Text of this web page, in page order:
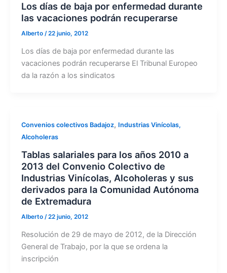
Los días de baja por enfermedad durante
las vacaciones podrán recuperarse
Alberto /22 junio, 2012
Los días de baja por enfermedad durante las
vacaciones podrán recuperarse El Tribunal Europeo
da la razón a los sindicatos
Convenios colectivos Badajoz, Industrias Vinícolas,
Alcoholeras
Tablas salariales para los años 2010 a
2013 del Convenio Colectivo de
Industrias Vinícolas, Alcoholeras y sus
derivados para la Comunidad Autónoma
de Extremadura
Alberto /22 junio, 2012
Resolución de 29 de mayo de 2012, de la Dirección
General de Trabajo, por la que se ordena la
inscripción